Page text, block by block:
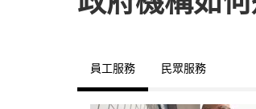
員工服務 民眾服務